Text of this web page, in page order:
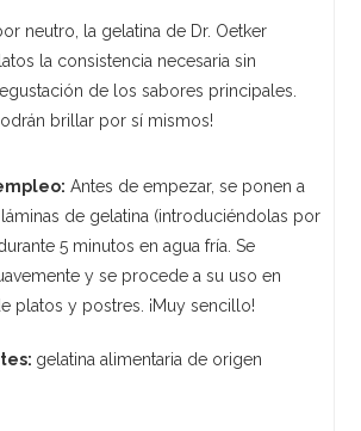
neutro, la gelatina de Dr. Oetker
la consistencia necesaria sin
de los sabores principales.
brillar por sí mismos!
Antes de empezar, se ponen a
de gelatina (introduciéndolas por
5 minutos en agua fría. Se
y se procede a su uso en
platos y postres. ¡Muy sencillo!
gelatina alimentaria de origen